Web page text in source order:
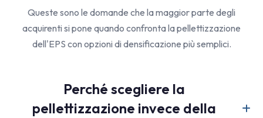
Queste sono le domande che la maggior parte degli
acquirenti si pone quando confronta la pellettizzazione
dell'EPS con opzioni di densificazione più semplici.
Perché scegliere la
pellettizzazione invece della